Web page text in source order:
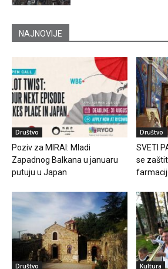
NAJNOVIJE
Društvo
Poziv za MIRAI: Mladi
Zapadnog Balkana u januaru
putuju u Japan
Društvo
SVETI
se
Društvo Kultura